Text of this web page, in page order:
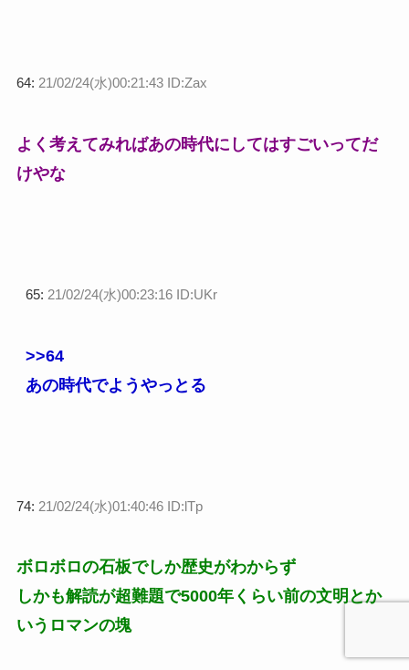
64: 21/02/24(水)00:21:43 ID:Zax
よく考えてみればあの時代にしてはすごいってだ
けやな
65: 21/02/24(水)00:23:16 ID:UKr
>>64
あの時代でようやっとる
74: 21/02/24(水)01:40:46 ID:lTp
ボロボロの石板でしか歴史がわからず
しかも解読が超難題で5000年くらい前の文明とか
いうロマンの塊